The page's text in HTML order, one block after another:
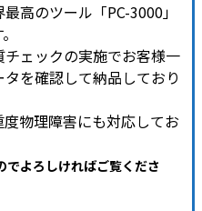
高のツール「PC-3000」
ェックの実施でお客様一
を確認して納品しており
物理障害にも対応してお
よろしければご覧くださ